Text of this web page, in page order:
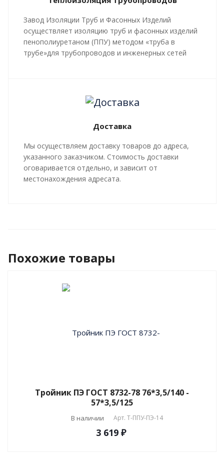
Завод Изоляции Труб и Фасонных Изделий
осуществляет изоляцию труб и фасонных изделий
пенополиуретаном (ППУ) методом «труба в
трубе»для трубопроводов и инженерных сетей
Все работы, производящиеся в рамках
мероприятий по изоляции труб и трубопроводной
и СТ 4937-001-18929664-04.
Доставка
Мы осуществляем доставку товаров до адреса,
указанного заказчиком. Стоимость доставки
оговаривается отдельно, и зависит от
местонахождения адресата.
Похожие товары
Тройник ПЭ ГОСТ 8732-78 76*3,5/140 -
57*3,5/125
В наличии Арт. T-ППУ-ПЭ-14
3 619 ₽